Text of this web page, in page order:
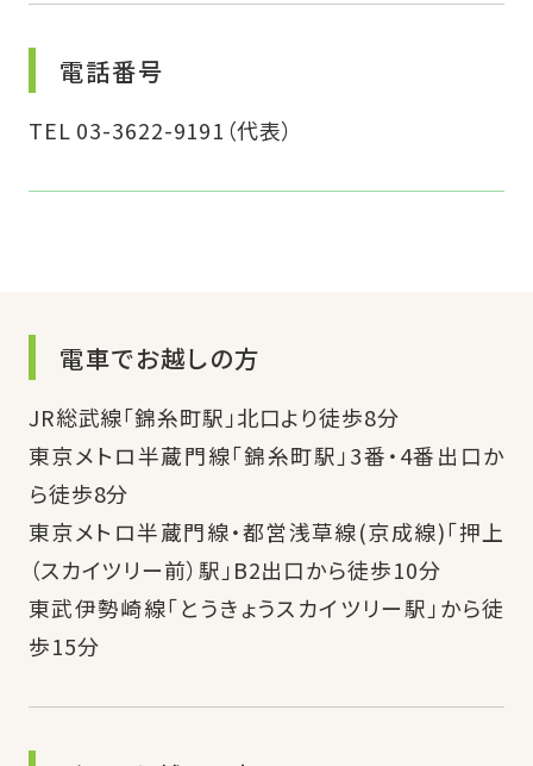
電話番号
TEL 03-3622-9191 （代表）
電車でお越しの方
JR総武線「錦糸町駅」北口より徒歩8分
東京メトロ半蔵門線「錦糸町駅」3番・4番出口か
ら徒歩8分
東京メトロ半蔵門線・都営浅草線(京成線)「押上
（スカイツリー前）駅」B2出口から徒歩10分
東武伊勢崎線「とうきょうスカイツリー駅」から徒
歩15分